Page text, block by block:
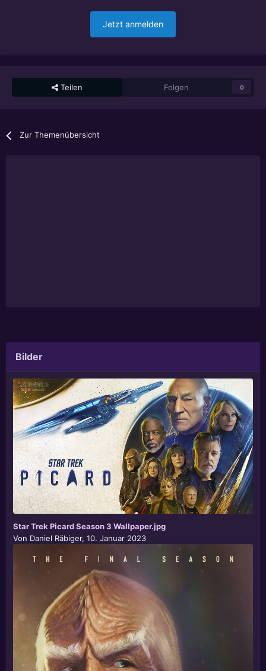
Jetzt anmelden
Teilen Folgen 0
Zur Themenübersicht
Bilder
Star Trek Picard Season 3 Wallpaper.jpg
Von Daniel Räbiger, 10. Januar 2023